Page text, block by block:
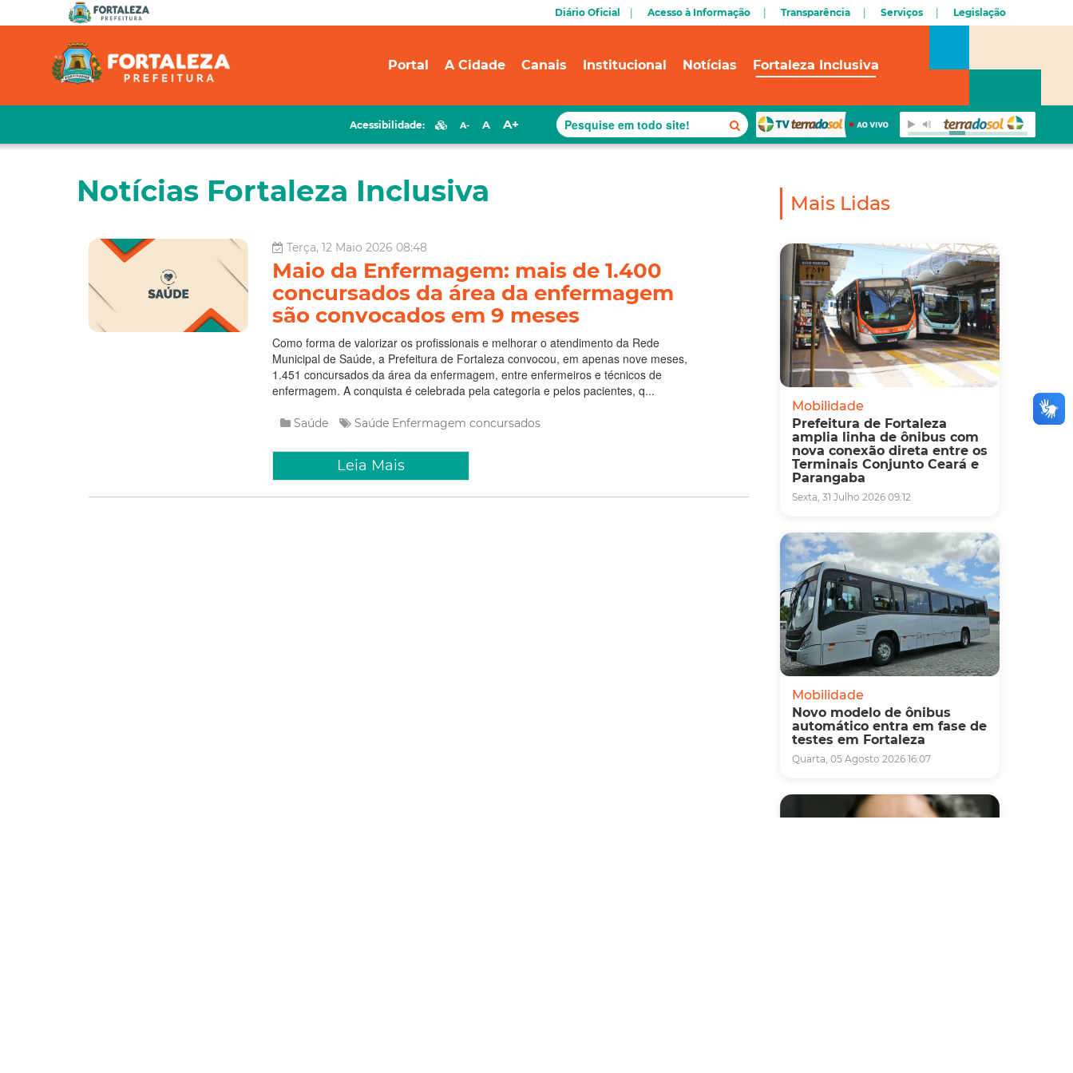
Diário Oficial Acesso à Informação Transparência Serviços Legislação
Portal A Cidade Canais Institucional Notícias Fortaleza Inclusiva
Acessibilidade: A- A A+
Notícias Fortaleza Inclusiva
Terça, 12 Maio 2026 08:48
Maio da Enfermagem: mais de 1.400
concursados da área da enfermagem
são convocados em 9 meses
Como forma de valorizar os profissionais e melhorar o atendimento da Rede
Municipal de Saúde, a Prefeitura de Fortaleza convocou, em apenas nove meses,
1.451 concursados da área da enfermagem, entre enfermeiros e técnicos de
enfermagem. A conquista é celebrada pela categoria e pelos pacientes, q...
Saúde Saúde Enfermagem concursados
Leia Mais
Mais Lidas
Mobilidade
Prefeitura de Fortaleza
amplia linha de ônibus com
nova conexão direta entre os
Terminais Conjunto Ceará e
Parangaba
Sexta, 31 Julho 2026 09:12
Mobilidade
Novo modelo de ônibus
automático entra em fase de
testes em Fortaleza
Quarta, 05 Agosto 2026 16:07